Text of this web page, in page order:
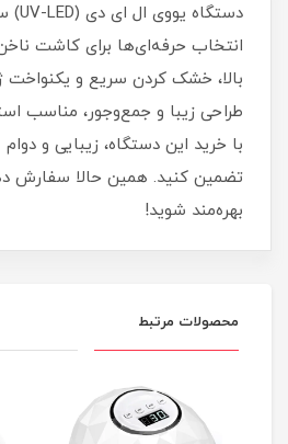
انتخاب حرفه‌ای‌ها برای کاشت
بالا، خشک کردن سریع و یکنواخت
طراحی زیبا و جمع‌وجور، مناسب
با خرید این دستگاه، زیبایی و
تضمین کنید. همین حالا سفارش
بهره‌مند شوید!
محصولات مرتبط